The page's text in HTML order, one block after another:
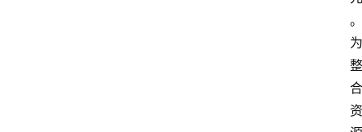
。
为
整
合
资